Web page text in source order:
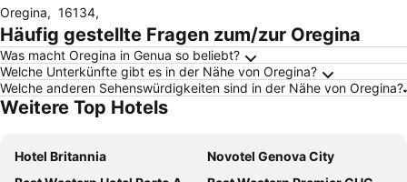
Oregina, 16134,
Häufig gestellte Fragen zum/zur Oregina
Was macht Oregina in Genua so beliebt?
Welche Unterkünfte gibt es in der Nähe von Oregina?
Welche anderen Sehenswürdigkeiten sind in der Nähe von Oregina?
Weitere Top Hotels
Hotel Britannia
Novotel Genova City